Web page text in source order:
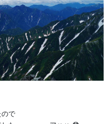
ので